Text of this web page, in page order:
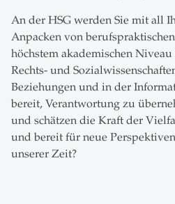
An der HSG werden Sie mit all
Anpacken von
höchstem akademischen
Rechts- und
Beziehungen und in der
bereit, Verantwortung zu
und schätzen die Kraft der
und bereit für neue
unserer Zeit?